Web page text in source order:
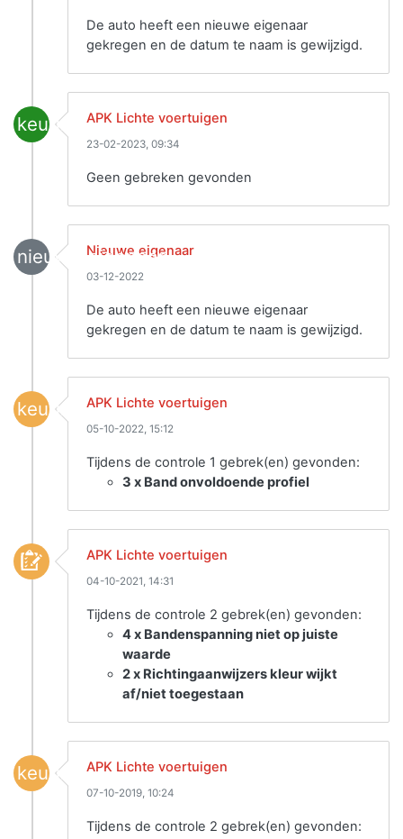
De auto heeft een nieuwe eigenaar
gekregen en de datum te naam is gewijzigd.
keuring APK Lichte voertuigen
23-02-2023, 09:34
Geen gebreken gevonden
nieuwe_eigenaar
Nieuwe eigenaar
03-12-2022
De auto heeft een nieuwe eigenaar
gekregen en de datum te naam is gewijzigd.
keuring APK Lichte voertuigen
05-10-2022, 15:12
Tijdens de controle 1 gebrek(en) gevonden:
3 x Band onvoldoende profiel
APK Lichte voertuigen
04-10-2021, 14:31
Tijdens de controle 2 gebrek(en) gevonden:
4 x Bandenspanning niet op juiste
waarde
2 x Richtingaanwijzers kleur wijkt
af/niet toegestaan
keuring APK Lichte voertuigen
07-10-2019, 10:24
Tijdens de controle 2 gebrek(en) gevonden: